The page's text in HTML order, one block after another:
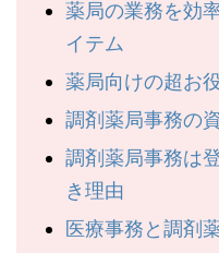
薬局の業務を効
イテム
薬局向けの超お
調剤薬局事務の
調剤薬局事務は
き理由
医療事務と調剤